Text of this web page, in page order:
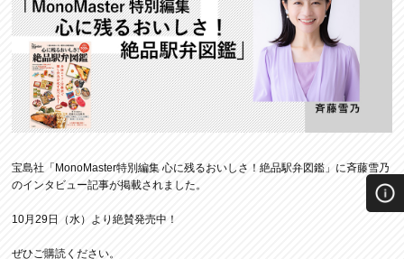
宝島社「MonoMaster特別編集 心に残るおいしさ！絶品駅弁図鑑」に斉藤雪乃
のインタビュー記事が掲載されました。
10月29日（水）より絶賛発売中！
ぜひご購読ください。